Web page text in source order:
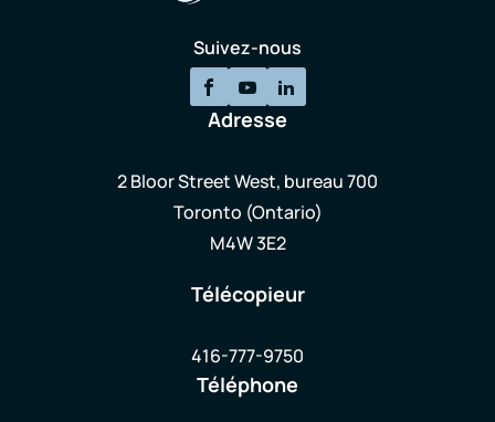
Suivez-nous
Adresse
2 Bloor Street West, bureau 700
Toronto (Ontario)
M4W 3E2
Télécopieur
416-777-9750
Téléphone